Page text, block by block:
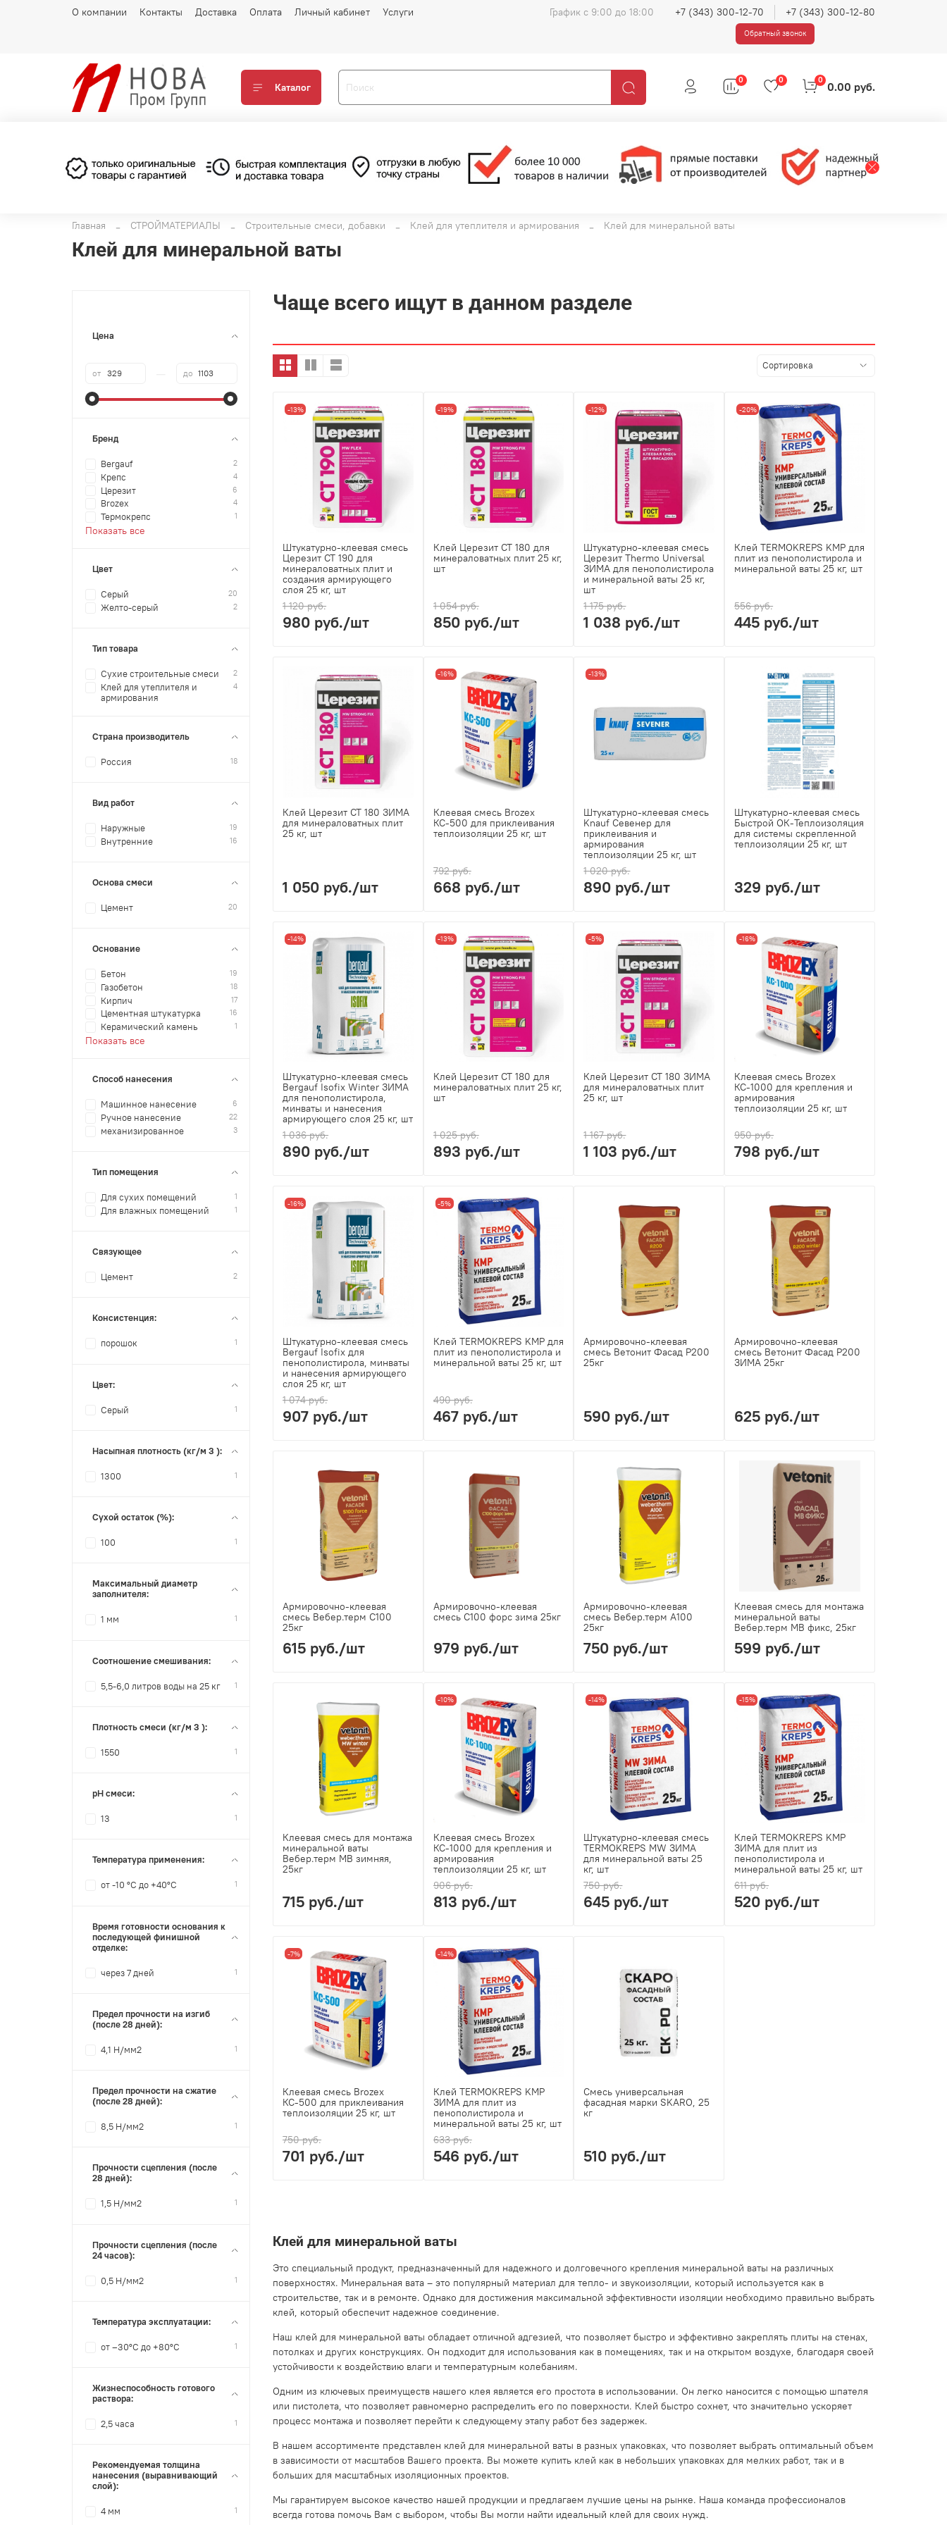
О компании Контакты Доставка Оплата Личный кабинет Услуги График с 9:00 до 18:00 +7 (343) 300-12-70 +7 (343) 300-12-80
Обратный звонок
Каталог
0 0 0 0.00 руб.
Главная СТРОЙМАТЕРИАЛЫ Строительные смеси, добавки Клей для утеплителя и армирования Клей для минеральной ваты
Клей для минеральной ваты
Чаще всего ищут в данном разделе
-13%
Штукатурно-клеевая смесь
Церезит CT 190 для
минераловатных плит и
создания армирующего
слоя 25 кг, шт
1 120 руб.
980 руб./шт
-19%
Клей Церезит CT 180 для
минераловатных плит 25 кг,
шт
1 054 руб.
850 руб./шт
-12%
Штукатурно-клеевая смесь
Церезит Thermo Universal
ЗИМА для пенополистирола
и минеральной ваты 25 кг,
шт
1 175 руб.
1 038 руб./шт
-20%
Клей TERMOKREPS KMP для
плит из пенополистирола и
минеральной ваты 25 кг, шт
556 руб.
445 руб./шт
Клей Церезит СТ 180 ЗИМА
для минераловатных плит
25 кг, шт
1 050 руб./шт
-16%
Клеевая смесь Brozex
КС-500 для приклеивания
теплоизоляции 25 кг, шт
792 руб.
668 руб./шт
-13%
Штукатурно-клеевая смесь
Knauf Севенер для
приклеивания и
армирования
теплоизоляции 25 кг, шт
1 020 руб.
890 руб./шт
Штукатурно-клеевая смесь
Быстрой ОК-Теплоизоляция
для системы скрепленной
теплоизоляции 25 кг, шт
329 руб./шт
-14%
Штукатурно-клеевая смесь
Bergauf Isofix Winter ЗИМА
для пенополистирола,
минваты и нанесения
армирующего слоя 25 кг, шт
1 036 руб.
890 руб./шт
-13%
Клей Церезит CT 180 для
минераловатных плит 25 кг,
шт
1 025 руб.
893 руб./шт
-5%
Клей Церезит СТ 180 ЗИМА
для минераловатных плит
25 кг, шт
1 167 руб.
1 103 руб./шт
-16%
Клеевая смесь Brozex
КС-1000 для крепления и
армирования
теплоизоляции 25 кг, шт
950 руб.
798 руб./шт
-16%
Штукатурно-клеевая смесь
Bergauf Isofix для
пенополистирола, минваты
и нанесения армирующего
слоя 25 кг, шт
1 074 руб.
907 руб./шт
-5%
Клей TERMOKREPS KMP для
плит из пенополистирола и
минеральной ваты 25 кг, шт
490 руб.
467 руб./шт
Армировочно-клеевая
смесь Ветонит Фасад Р200
25кг
590 руб./шт
Армировочно-клеевая
смесь Ветонит Фасад Р200
ЗИМА 25кг
625 руб./шт
Армировочно-клеевая
смесь Вебер.терм С100
25кг
615 руб./шт
Армировочно-клеевая
смесь С100 форс зима 25кг
979 руб./шт
Армировочно-клеевая
смесь Вебер.терм А100
25кг
750 руб./шт
Клеевая смесь для монтажа
минеральной ваты
Вебер.терм МВ фикс, 25кг
599 руб./шт
Клеевая смесь для монтажа
минеральной ваты
Вебер.терм МВ зимняя,
25кг
715 руб./шт
-10%
Клеевая смесь Brozex
КС-1000 для крепления и
армирования
теплоизоляции 25 кг, шт
906 руб.
813 руб./шт
-14%
Штукатурно-клеевая смесь
TERMOKREPS MW ЗИМА
для минеральной ваты 25
кг, шт
750 руб.
645 руб./шт
-15%
Клей TERMOKREPS KMP
ЗИМА для плит из
пенополистирола и
минеральной ваты 25 кг, шт
611 руб.
520 руб./шт
-7%
Клеевая смесь Brozex
КС-500 для приклеивания
теплоизоляции 25 кг, шт
750 руб.
701 руб./шт
-14%
Клей TERMOKREPS KMP
ЗИМА для плит из
пенополистирола и
минеральной ваты 25 кг, шт
633 руб.
546 руб./шт
Смесь универсальная
фасадная марки SKARO, 25
кг
510 руб./шт
Клей для минеральной ваты
Это специальный продукт, предназначенный для надежного и долговечного крепления минеральной ваты на различных
поверхностях. Минеральная вата – это популярный материал для тепло- и звукоизоляции, который используется как в
строительстве, так и в ремонте. Однако для достижения максимальной эффективности изоляции необходимо правильно выбрать
клей, который обеспечит надежное соединение.
Наш клей для минеральной ваты обладает отличной адгезией, что позволяет быстро и эффективно закреплять плиты на стенах,
потолках и других конструкциях. Он подходит для использования как в помещениях, так и на открытом воздухе, благодаря своей
устойчивости к воздействию влаги и температурным колебаниям.
Одним из ключевых преимуществ нашего клея является его простота в использовании. Он легко наносится с помощью шпателя
или пистолета, что позволяет равномерно распределить его по поверхности. Клей быстро сохнет, что значительно ускоряет
процесс монтажа и позволяет перейти к следующему этапу работ без задержек.
В нашем ассортименте представлен клей для минеральной ваты в разных упаковках, что позволяет выбрать оптимальный объем
в зависимости от масштабов Вашего проекта. Вы можете купить клей как в небольших упаковках для мелких работ, так и в
больших для масштабных изоляционных проектов.
Мы гарантируем высокое качество нашей продукции и предлагаем лучшие цены на рынке. Наша команда профессионалов
всегда готова помочь Вам с выбором, чтобы Вы могли найти идеальный клей для своих нужд.
Цена
от до
Бренд
Bergauf 2
Крепс 4
Церезит 6
Brozex 4
Термокрепс 1
Показать все
Цвет
Серый 20
Желто-серый 2
Тип товара
Сухие строительные смеси 2
Клей для утеплителя и
армирования
4
Страна производитель
Россия 18
Вид работ
Наружные 19
Внутренние 16
Основа смеси
Цемент 20
Основание
Бетон 19
Газобетон 18
Кирпич 17
Цементная штукатурка 16
Керамический камень 1
Показать все
Способ нанесения
Машинное нанесение 6
Ручное нанесение 22
механизированное 3
Тип помещения
Для сухих помещений 1
Для влажных помещений 1
Связующее
Цемент 2
Консистенция:
порошок 1
Цвет:
Серый 1
Насыпная плотность (кг/м 3 ):
1300 1
Сухой остаток (%):
100 1
Максимальный диаметр
заполнителя:
1 мм 1
Соотношение смешивания:
5,5-6,0 литров воды на 25 кг 1
Плотность смеси (кг/м 3 ):
1550 1
pH смеси:
13 1
Температура применения:
от -10 °C до +40°C 1
Время готовности основания к
последующей финишной
отделке:
через 7 дней 1
Предел прочности на изгиб
(после 28 дней):
4,1 Н/мм2 1
Предел прочности на сжатие
(после 28 дней):
8,5 Н/мм2 1
Прочности сцепления (после
28 дней):
1,5 Н/мм2 1
Прочности сцепления (после
24 часов):
0,5 Н/мм2 1
Температура эксплуатации:
от –30°C до +80°С 1
Жизнеспособность готового
раствора:
2,5 часа 1
Рекомендуемая толщина
нанесения (выравнивающий
слой):
4 мм 1